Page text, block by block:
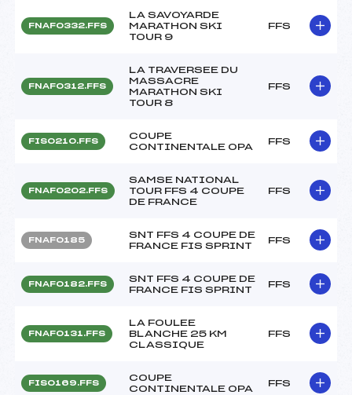
FNAF0332.FFS
LA SAVOYARDE
MARATHON SKI
TOUR 9
FFS
FNAF0312.FFS
LA TRAVERSEE DU
MASSACRE
MARATHON SKI
TOUR 8
FFS
FIS0210.FFS
COUPE
CONTINENTALE OPA
FFS
FNAF0202.FFS
SAMSE NATIONAL
TOUR FFS 4 COUPE
DE FRANCE
FFS
FNAF0185
SNT FFS 4 COUPE DE
FRANCE FIS SPRINT
FFS
FNAF0182.FFS
SNT FFS 4 COUPE DE
FRANCE FIS SPRINT
FFS
FNAF0131.FFS
LA FOULEE
BLANCHE 25 KM
CLASSIQUE
FFS
FIS0169.FFS
COUPE
CONTINENTALE OPA
FFS